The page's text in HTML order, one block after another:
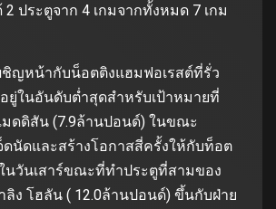
2 ประตูจาก 4 เกมจากทั้งหมด 7 เกม
ชิญหน้ากับน็อตติงแฮมฟอเรสต์ที่รั่ว
ยู่ในอันดับต่ำสุดสำหรับเป้าหมายที่
มดดิสัน (7.9ล้านปอนด์) ในขณะ
ดนัดและสร้างโอกาสสี่ครั้งให้กับท็อต
นวันเสาร์ขณะที่ทำประตูที่สามของ
ง โฮลัน ( 12.0ล้านปอนด์) ขึ้นกับฝ่าย